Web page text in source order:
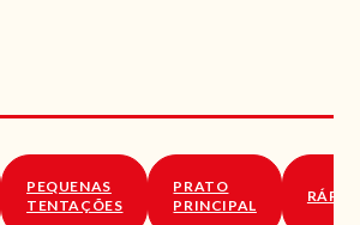
PEQUENAS
TENTAÇÕES
PRATO
PRINCIPAL